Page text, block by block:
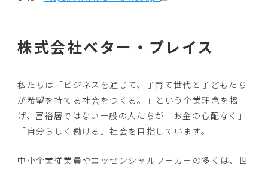
株式会社ベター・プレイス
私たちは「ビジネスを通じて、子育て世代と子どもたち
が希望を持てる社会をつくる。」という企業理念を掲
げ、富裕層ではない一般の人たちが「お金の心配なく」
「自分らしく働ける」社会を目指しています。
中小企業従業員やエッセンシャルワーカーの多くは、世